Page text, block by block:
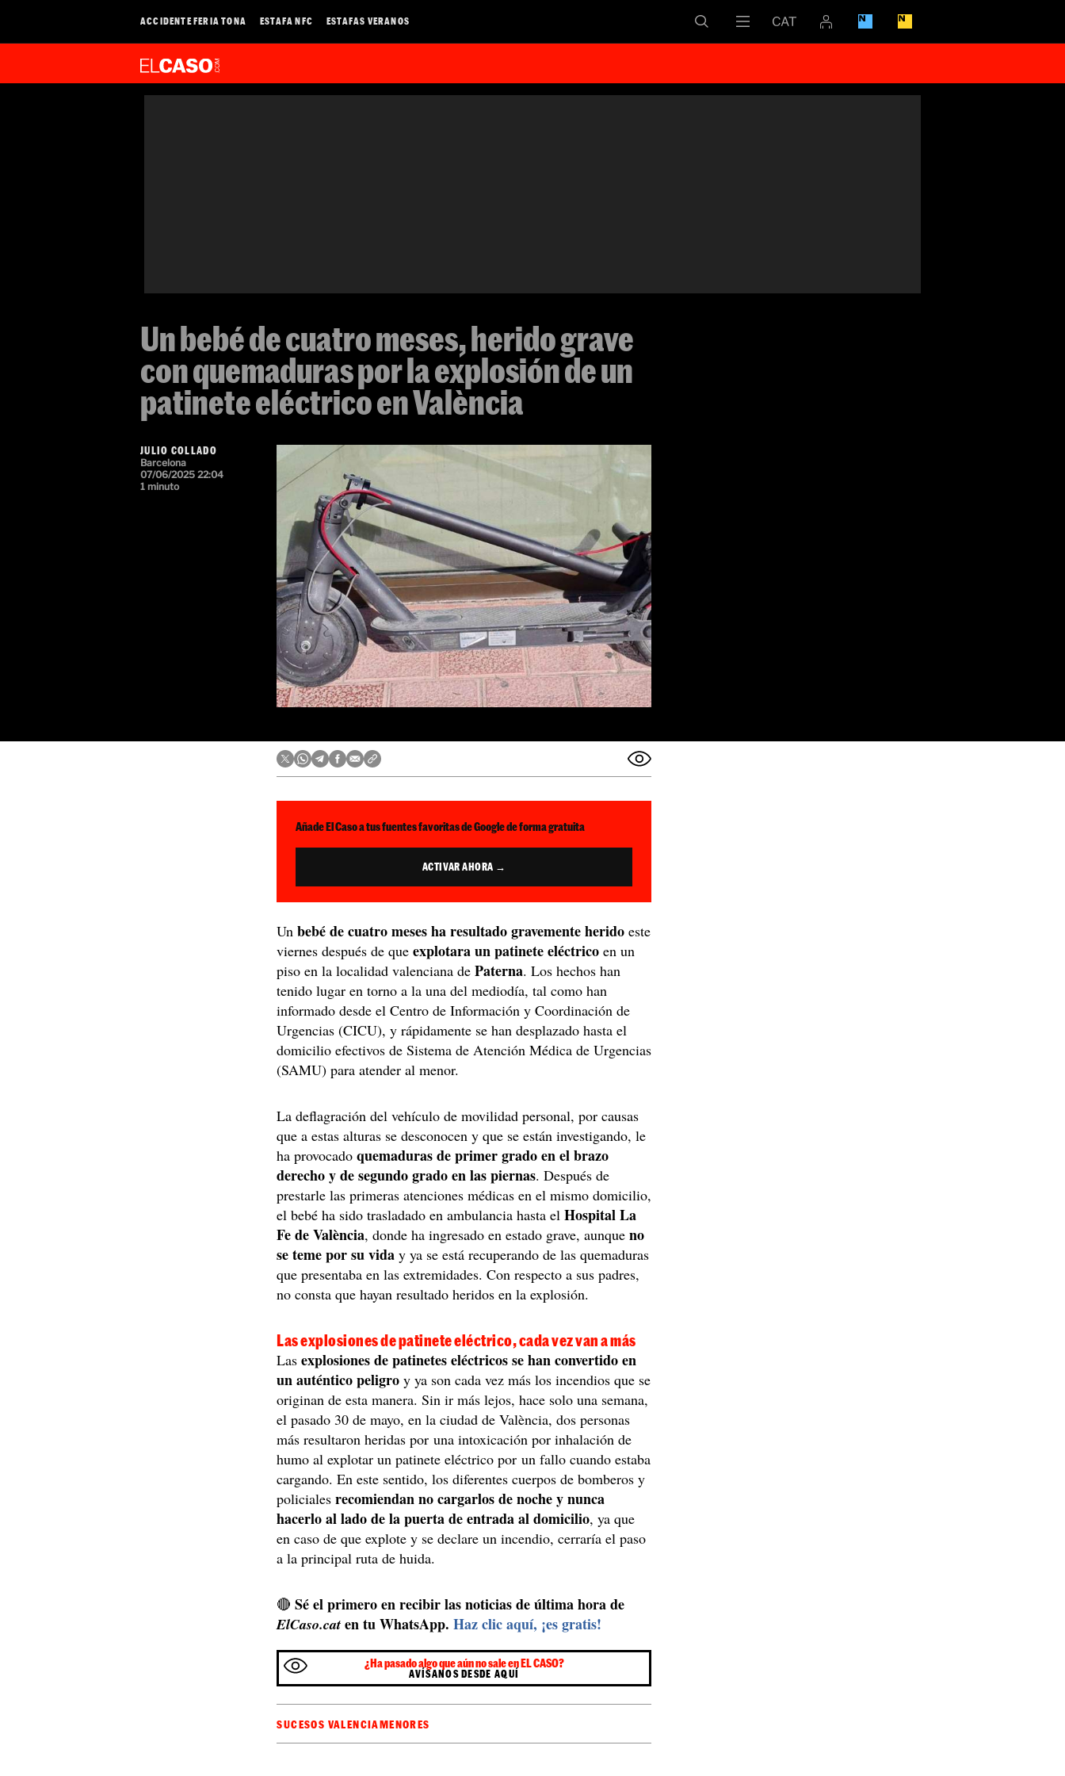
ACCIDENTE FERIA TONA ESTAFA NFC ESTAFAS VERANOS
Un bebé de cuatro meses, herido grave
con quemaduras por la explosión de un
patinete eléctrico en València
JULIO COLLADO
Barcelona
07/06/2025 22:04
1 minuto
Añade El Caso a tus fuentes favoritas de Google de forma gratuita
ACTIVAR AHORA →
Unbebé de cuatro meses ha resultado gravemente herido este
viernes después de queexplotara un patinete eléctrico en un
piso en la localidad valenciana dePaterna. Los hechos han
tenido lugar en torno a la una del mediodía, tal como han
informado desde el Centro de Información y Coordinación de
Urgencias (CICU), y rápidamente se han desplazado hasta el
domicilio efectivos de Sistema de Atención Médica de Urgencias
(SAMU) para atender al menor.
La deflagración del vehículo de movilidad personal, por causas
que a estas alturas se desconocen y que se están investigando, le
ha provocadoquemaduras de primer grado en el brazo
derecho y de segundo grado en las piernas. Después de
prestarle las primeras atenciones médicas en el mismo domicilio,
el bebé ha sido trasladado en ambulancia hasta elHospital La
Fe de València, donde ha ingresado en estado grave, aunqueno
se teme por su vida y ya se está recuperando de las quemaduras
que presentaba en las extremidades. Con respecto a sus padres,
no consta que hayan resultado heridos en la explosión.
Las explosiones de patinete eléctrico, cada vez van a más
Lasexplosiones de patinetes eléctricos se han convertido en
un auténtico peligro y ya son cada vez más los incendios que se
originan de esta manera. Sin ir más lejos, hace solo una semana,
el pasado 30 de mayo, en la ciudad de València, dos personas
más resultaron heridas por una intoxicación por inhalación de
humo al explotar un patinete eléctrico por un fallo cuando estaba
cargando. En este sentido, los diferentes cuerpos de bomberos y
policialesrecomiendan no cargarlos de noche y nunca
hacerlo al lado de la puerta de entrada al domicilio, ya que
en caso de que explote y se declare un incendio, cerraría el paso
a la principal ruta de huida.
🔴Sé el primero en recibir las noticias de última hora de
ElCaso.cat en tu WhatsApp.Haz clic aquí, ¡es gratis!
¿Ha pasado algo que aún no sale en EL CASO?
AVÍSANOS DESDE AQUÍ
SUCESOS VALENCIAMENORES